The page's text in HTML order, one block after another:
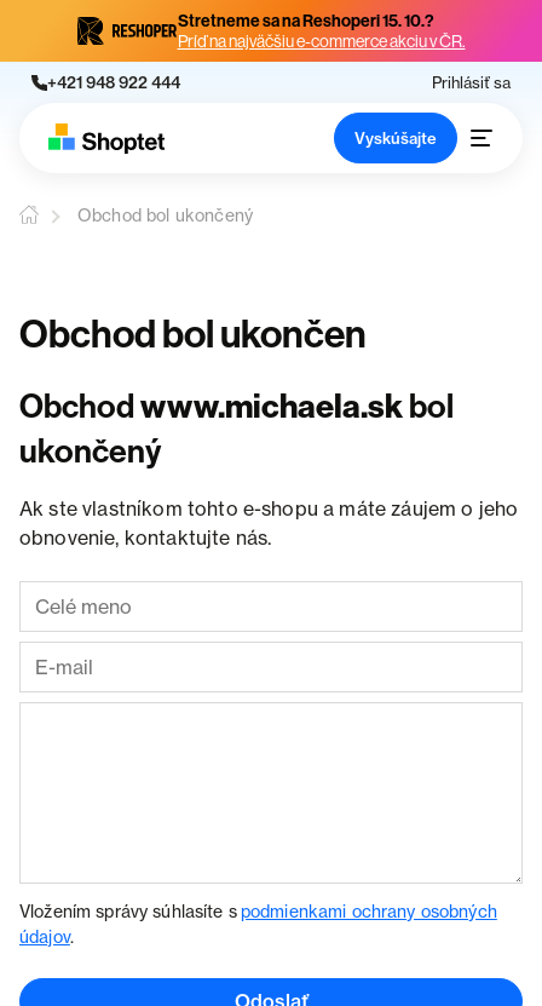
Stretneme sa na Reshoperi 15. 10.?
Príď na najväčšiu e-commerce akciu v ČR.
+421 948 922 444 Prihlásiť sa
Vyskúšajte
Obchod bol ukončený
Obchod bol ukončen
Obchodwww.michaela.skbol
ukončený
Ak ste vlastníkom tohto e-shopu a máte záujem o jeho
obnovenie, kontaktujte nás.
Vložením správy súhlasíte spodmienkami ochrany osobných
údajov.
Odoslať